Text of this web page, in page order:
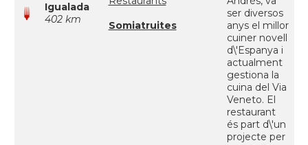
Igualada
402 km
Somiatruites
ser diversos
anys el millor
cuiner novell
d\'Espanya i
actualment
gestiona la
cuina del Via
Veneto. El
restaurant
és part d\'un
projecte per